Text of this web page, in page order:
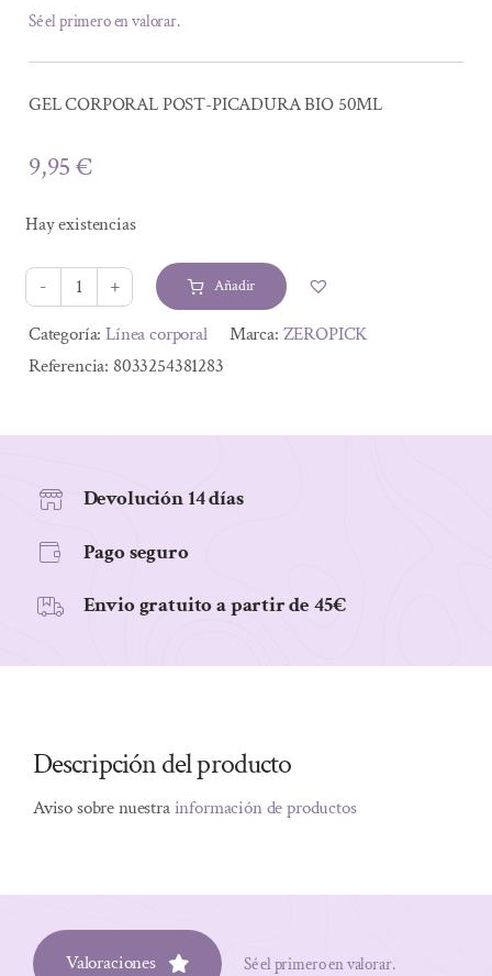
Sé el primero en valorar.
GEL CORPORAL POST-PICADURA BIO 50ML
9,95€
Hay existencias
GEL
CORPORAL
POST-
cantidad
Añadir
Alternative:
Categoría:Línea corporal Marca: ZEROPICK
Referencia: 8033254381283
Devolución 14 días
Pago seguro
Envio gratuito a partir de 45€
Descripción del producto
Aviso sobre nuestrainformación de productos
Valoraciones Sé el primero en valorar.